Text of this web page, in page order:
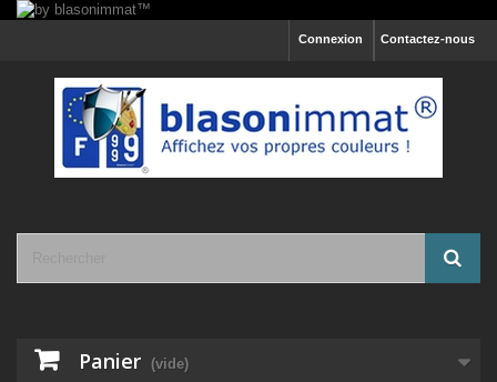
Contactez-nous
Connexion
Panier (vide)